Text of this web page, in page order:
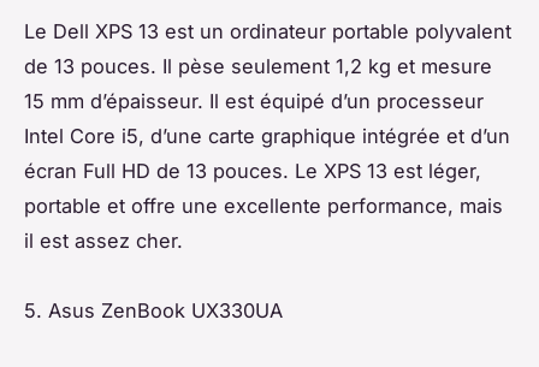
Le Dell XPS 13 est un ordinateur portable polyvalent
de 13 pouces. Il pèse seulement 1,2 kg et mesure
15 mm d’épaisseur. Il est équipé d’un processeur
Intel Core i5, d’une carte graphique intégrée et d’un
écran Full HD de 13 pouces. Le XPS 13 est léger,
portable et offre une excellente performance, mais
il est assez cher.
5. Asus ZenBook UX330UA